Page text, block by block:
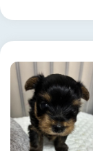
ってきました。
った時に相談で
直、ブリーダー
が、鈴木さんの
です。一目惚れ
のこだわりがあっ